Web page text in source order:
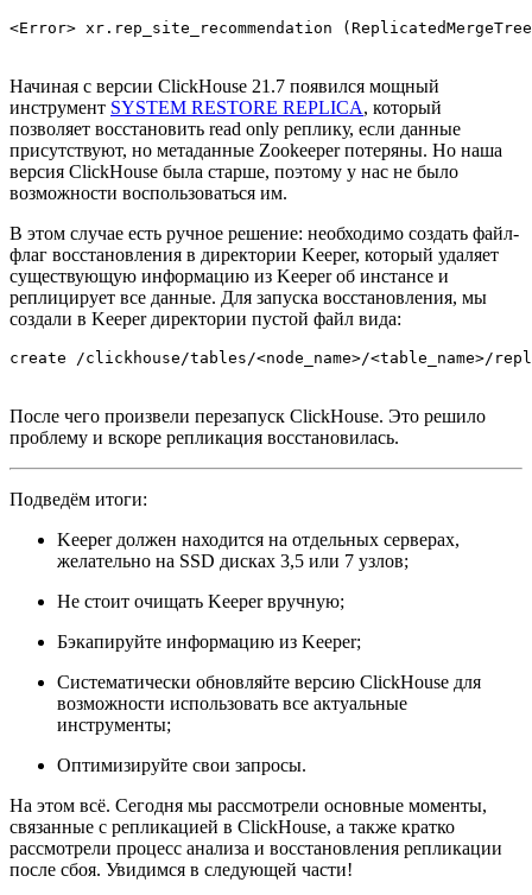
<Error> xr.rep_site_recommendation
Начиная с версии ClickHouse 21.7 появился мощный
инструмент SYSTEM RESTORE REPLICA, который
позволяет восстановить read only реплику, если данные
присутствуют, но метаданные Zookeeper потеряны. Но наша
версия ClickHouse была старше, поэтому у нас не было
возможности воспользоваться им.
В этом случае есть ручное решение: необходимо создать файл-
флаг восстановления в директории Keeper, который удаляет
существующую информацию из Keeper об инстансе и
реплицирует все данные. Для запуска восстановления, мы
создали в Keeper директории пустой файл вида:
create /clickhouse/tables/<node_name>/<table_name>/
После чего произвели перезапуск ClickHouse. Это решило
проблему и вскоре репликация восстановилась.
Подведём итоги:
Keeper должен находится на отдельных серверах,
желательно на SSD дисках 3,5 или 7 узлов;
Не стоит очищать Keeper вручную;
Бэкапируйте информацию из Keeper;
Систематически обновляйте версию ClickHouse для
возможности использовать все актуальные
инструменты;
Оптимизируйте свои запросы.
На этом всё. Сегодня мы рассмотрели основные моменты,
связанные с репликацией в ClickHouse, а также кратко
рассмотрели процесс анализа и восстановления репликации
после сбоя. Увидимся в следующей части!